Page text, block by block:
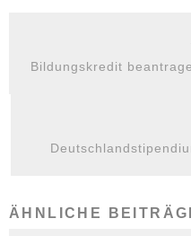
Bildungskredit
ÄHNLICHE